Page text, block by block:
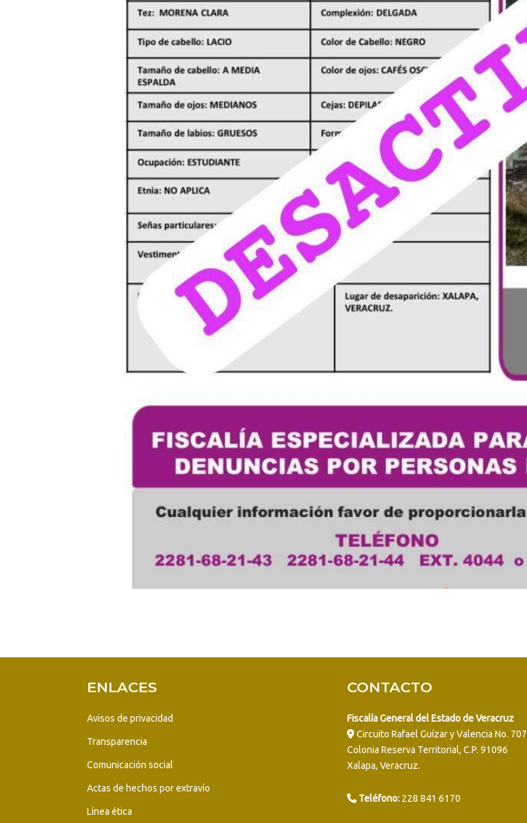
ENLACES
Avisos de privacidad
Transparencia
Comunicación social
Actas de hechos por extravío
Línea ética
CONTACTO
Fiscalía General del Estado de Veracruz
Circuito Rafael Guízar y Valencia No. 707
Colonia Reserva Territorial, C.P. 91096
Xalapa, Veracruz.
Teléfono:228 841 6170